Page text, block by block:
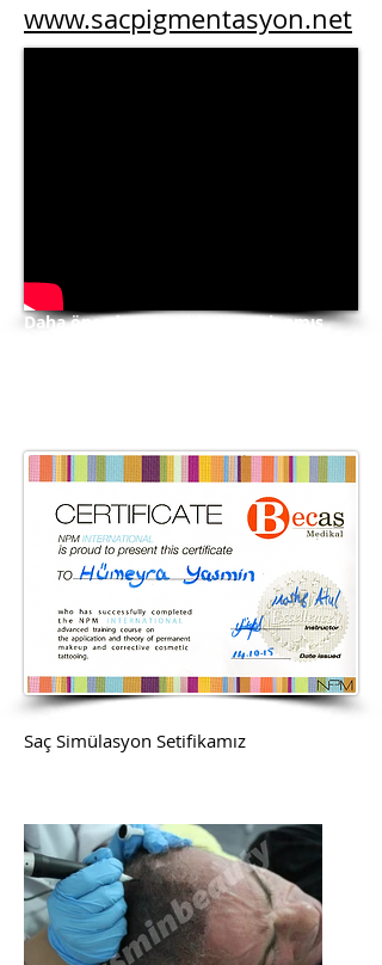
www.sacpigmentasyon.net
Daha önceden saç ekimi uygulanmış
Saç Simülasyon Setifikamız